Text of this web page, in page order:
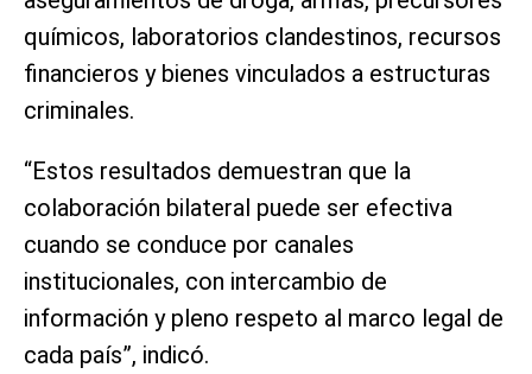
químicos, laboratorios clandestinos, recursos
financieros y bienes vinculados a estructuras
criminales.
“Estos resultados demuestran que la
colaboración bilateral puede ser efectiva
cuando se conduce por canales
institucionales, con intercambio de
información y pleno respeto al marco legal de
cada país”, indicó.